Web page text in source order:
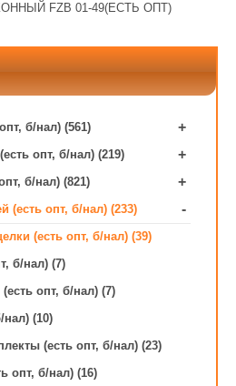
FZB 01-49(ЕСТЬ ОПТ)
б/нал) (561) +
опт, б/нал) (219) +
б/нал) (821) +
(есть опт, б/нал) (233) -
(есть опт, б/нал) (39)
б/нал) (7)
опт, б/нал) (7)
нал) (10)
(есть опт, б/нал) (23)
опт, б/нал) (16)